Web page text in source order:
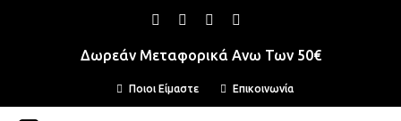
Δωρεάν Μεταφορικά Ανω Των 50€
Ποιοι Είμαστε Επικοινωνία